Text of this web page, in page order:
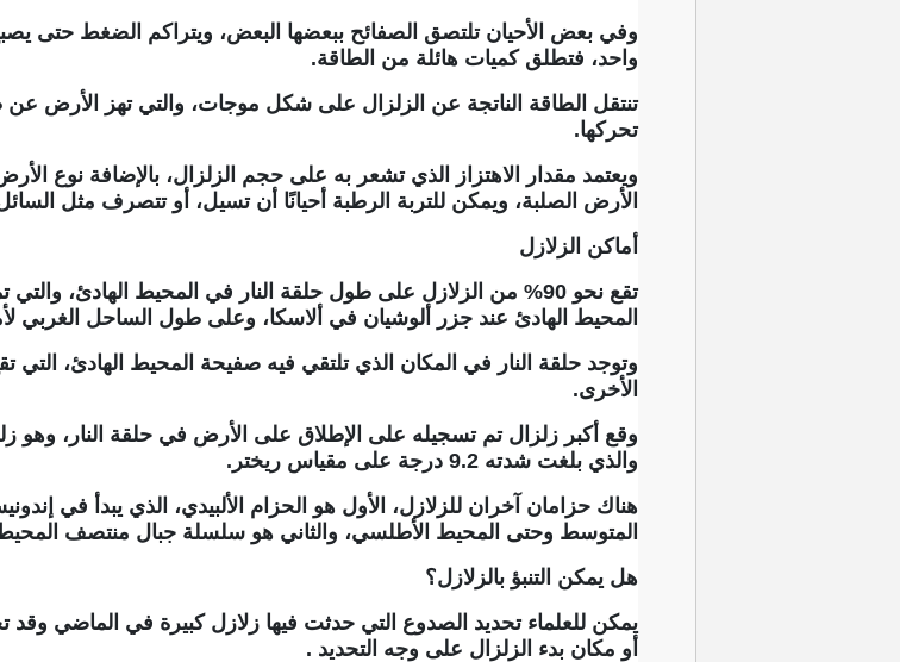
وفي بعض الأحيان تلتصق الصفائح ببعضها البعض، ويتراكم الضغط حتى
واحد، فتطلق كميات هائلة من الطاقة.
تنتقل الطاقة الناتجة عن الزلزال على شكل موجات، والتي تهز الأرض
تحركها.
ويعتمد مقدار الاهتزاز الذي تشعر به على حجم الزلزال، بالإضافة نوع
الأرض الصلبة، ويمكن للتربة الرطبة أحيانًا أن تسيل، أو تتصرف مثل
أماكن الزلازل
تقع نحو 90% من الزلازل على طول حلقة النار في المحيط الهادئ،
المحيط الهادئ عند جزر ألوشيان في ألاسكا، وعلى طول الساحل الغربي
وتوجد حلقة النار في المكان الذي تلتقي فيه صفيحة المحيط الهادئ، التي
الأخرى.
والذي بلغت شدته 9.2 درجة على مقياس ريختر.
هناك حزامان آخران للزلازل، الأول هو الحزام الألبيدي، الذي يبدأ في
المتوسط ​​وحتى المحيط الأطلسي، والثاني هو سلسلة جبال منتصف
هل يمكن التنبؤ بالزلازل؟
يمكن للعلماء تحديد الصدوع التي حدثت فيها زلازل كبيرة في الماضي
أو مكان بدء الزلزال على وجه التحديد .